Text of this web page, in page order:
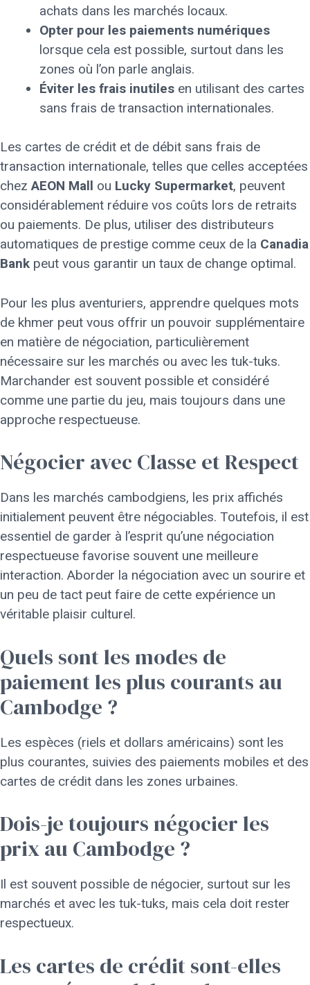
achats dans les marchés locaux.
Opter pour les paiements numériques
lorsque cela est possible, surtout dans les
zones où l’on parle anglais.
Éviter les frais inutiles en utilisant des cartes
sans frais de transaction internationales.
Les cartes de crédit et de débit sans frais de
transaction internationale, telles que celles acceptées
chezAEON Mall ou Lucky Supermarket, peuvent
considérablement réduire vos coûts lors de retraits
ou paiements. De plus, utiliser des distributeurs
automatiques de prestige comme ceux de la Canadia
Bank peut vous garantir un taux de change optimal.
Pour les plus aventuriers, apprendre quelques mots
de khmer peut vous offrir un pouvoir supplémentaire
en matière de négociation, particulièrement
nécessaire sur les marchés ou avec les tuk-tuks.
Marchander est souvent possible et considéré
comme une partie du jeu, mais toujours dans une
approche respectueuse.
Négocier avec Classe et Respect
Dans les marchés cambodgiens, les prix affichés
initialement peuvent être négociables. Toutefois, il est
essentiel de garder à l’esprit qu’une négociation
respectueuse favorise souvent une meilleure
interaction. Aborder la négociation avec un sourire et
un peu de tact peut faire de cette expérience un
véritable plaisir culturel.
Quels sont les modes de
paiement les plus courants au
Cambodge ?
Les espèces (riels et dollars américains) sont les
plus courantes, suivies des paiements mobiles et des
cartes de crédit dans les zones urbaines.
Dois-je toujours négocier les
prix au Cambodge ?
Il est souvent possible de négocier, surtout sur les
marchés et avec les tuk-tuks, mais cela doit rester
respectueux.
Les cartes de crédit sont-elles